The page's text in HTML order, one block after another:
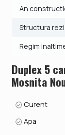
ID intern: V9824
An
Structura
Regim
Duplex 5
Mosnita
Curent
Apa